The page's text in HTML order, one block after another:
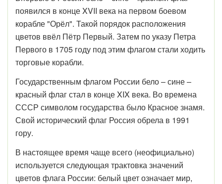
появился в конце XVII века на первом боевом
корабле "Орёл". Такой порядок расположения
цветов ввёл Пётр Первый. Затем по указу Петра
Первого в 1705 году под этим флагом стали ходить
торговые корабли.
Государственным флагом России бело – сине –
красный флаг стал в конце XIX века. Во времена
СССР символом государства было Красное знамя.
Свой исторический флаг Россия обрела в 1991
гору.
В настоящее время чаще всего (неофициально)
используется следующая трактовка значений
цветов флага России: белый цвет означает мир,